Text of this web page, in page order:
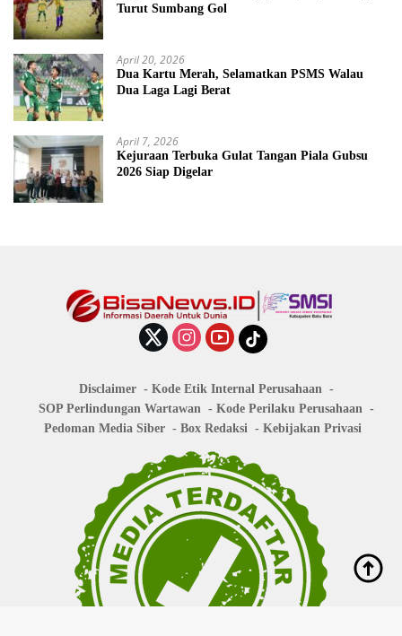
Turut Sumbang Gol
April 20, 2026
Dua Kartu Merah, Selamatkan PSMS Walau
Dua Laga Lagi Berat
April 7, 2026
Kejuraan Terbuka Gulat Tangan Piala Gubsu
2026 Siap Digelar
Disclaimer
Kode Etik Internal Perusahaan
SOP Perlindungan Wartawan
Kode Perilaku Perusahaan
Pedoman Media Siber
Box Redaksi Kebijakan Privasi